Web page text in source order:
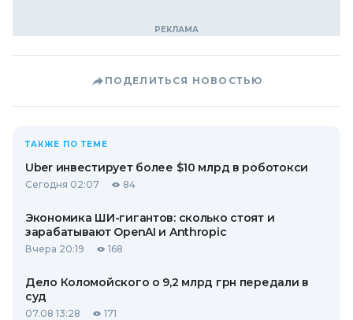
ПОДЕЛИТЬСЯ НОВОСТЬЮ
ТАКЖЕ ПО ТЕМЕ
Uber инвестирует более $10 млрд в роботокси
Сегодня 02:07 84
Экономика ШИ-гигантов: сколько стоят и
зарабатывают OpenAI и Anthropic
Вчера 20:19 168
Дело Коломойского о 9,2 млрд грн передали в
суд
07.08 13:28 171